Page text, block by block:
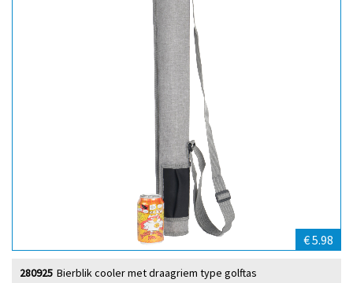
€ 5.98
Bierblik cooler met draagriem type golftas
280925